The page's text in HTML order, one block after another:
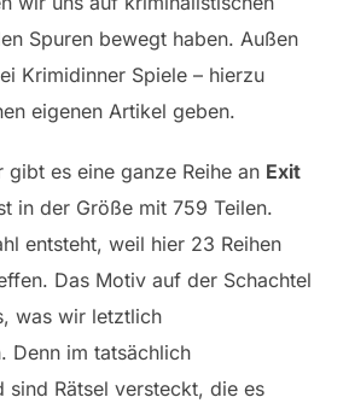
Spuren bewegt haben. Außen
Krimidinner Spiele – hierzu
eigenen Artikel geben.
gibt es eine ganze Reihe an Exit
in der Größe mit 759 Teilen.
entsteht, weil hier 23 Reihen
Das Motiv auf der Schachtel
was wir letztlich
Denn im tatsächlich
sind Rätsel versteckt, die es